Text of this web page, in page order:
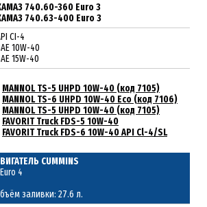
740.60-360 Euro 3
740.63-400 Euro 3
CI-4
10W-40
15W-40
MANNOL TS-5 UHPD 10W-40 (код 7105)
MANNOL TS-6 UHPD 10W-40 Eco (код 7106)
MANNOL TS-5 UHPD 10W-40 (код 7105)
FAVORIT Truck FDS-5 10W-40
FAVORIT Truck FDS-6 10W-40 API Cl-4/SL
CUMMINS
4
заливки: 27.6 л.